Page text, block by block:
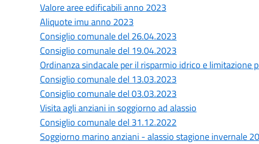
Valore aree edificabili anno 2023
Aliquote imu anno 2023
Consiglio comunale del 26.04.2023
Consiglio comunale del 19.04.2023
Ordinanza sindacale per il risparmio idrico e limitazione
Consiglio comunale del 13.03.2023
Consiglio comunale del 03.03.2023
Visita agli anziani in soggiorno ad alassio
Consiglio comunale del 31.12.2022
Soggiorno marino anziani - alassio stagione invernale